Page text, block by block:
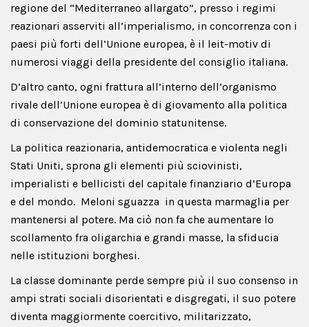
regione del “Mediterraneo allargato”, presso i regimi
reazionari asserviti all’imperialismo, in concorrenza con i
paesi più forti dell’Unione europea, è il leit-motiv di
numerosi viaggi della presidente del consiglio italiana.
D’altro canto, ogni frattura all’interno dell’organismo
rivale dell’Unione europea è di giovamento alla politica
di conservazione del dominio statunitense.
La politica reazionaria, antidemocratica e violenta negli
Stati Uniti, sprona gli elementi più sciovinisti,
imperialisti e bellicisti del capitale finanziario d’Europa
e del mondo. Meloni sguazza in questa marmaglia per
mantenersi al potere. Ma ciò non fa che aumentare lo
scollamento fra oligarchia e grandi masse, la sfiducia
nelle istituzioni borghesi.
La classe dominante perde sempre più il suo consenso in
ampi strati sociali disorientati e disgregati, il suo potere
diventa maggiormente coercitivo, militarizzato,